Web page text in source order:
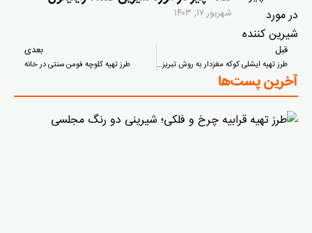
شهریور ۱۷, ۱۴۰۳
قبل
طرز تهیه ایشلی کوکه مغزدار به روش تبریزی
بعدی
طرز تهیه کلوچه فومن سنتی در خانه
آخرین پست‌ها